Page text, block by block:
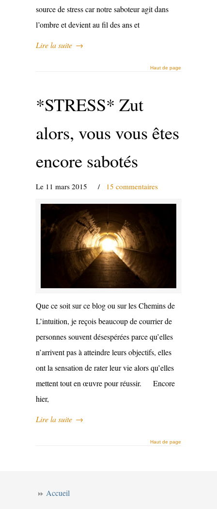
source de stress car notre saboteur agit dans
l’ombre et devient au fil des ans et
Lire la suite →
Haut de page
*STRESS* Zut
alors, vous vous êtes
encore sabotés
Le 11 mars 2015 / 15 commentaires
Que ce soit sur ce blog ou sur les Chemins de
L’intuition, je reçois beaucoup de courrier de
personnes souvent désespérées parce qu’elles
n’arrivent pas à atteindre leurs objectifs, elles
ont la sensation de rater leur vie alors qu’elles
mettent tout en œuvre pour réussir. Encore
hier,
Lire la suite →
Haut de page
Accueil